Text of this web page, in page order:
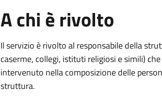
A chi è rivolto
Il servizio è rivolto al responsabile della
caserme, collegi, istituti religiosi e simili)
intervenuto nella composizione delle
struttura.